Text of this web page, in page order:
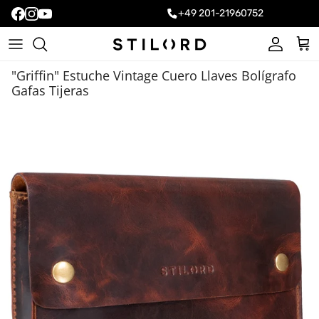
+49 201-21960752
Cuenta
"Griffin" Estuche Vintage Cuero Llaves Bolígrafo
Gafas Tijeras